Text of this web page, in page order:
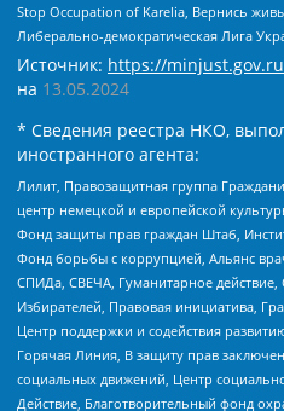
Stop Occupation of Karelia, Вернись
Либерально-демократическая Лига
Источник: https://
на 13.05.2024
* Сведения реестра НКО,
иностранного агента:
Лилит, Правозащитная группа
центр немецкой и европейской
Фонд защиты прав граждан Штаб,
Фонд борьбы с коррупцией, Альянс
СПИДа, СВЕЧА, Гуманитарное
Избирателей, Правовая инициатива,
Центр поддержки и содействия
Горячая Линия, В защиту прав
социальных движений, Центр
Действие, Благотворительный фонд